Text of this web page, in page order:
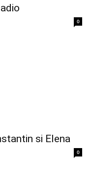
0
si Elena
0